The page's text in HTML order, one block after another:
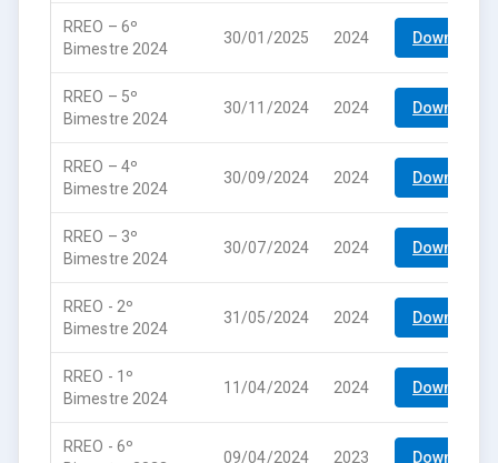
RREO – 6º
Bimestre 2024
30/01/2025 2024 Download
RREO – 5º
Bimestre 2024
30/11/2024 2024 Download
RREO – 4º
Bimestre 2024
30/09/2024 2024 Download
RREO – 3º
Bimestre 2024
30/07/2024 2024 Download
RREO - 2º
Bimestre 2024
31/05/2024 2024 Download
RREO - 1º
Bimestre 2024
11/04/2024 2024 Download
RREO - 6º
09/04/2024 2023 Download